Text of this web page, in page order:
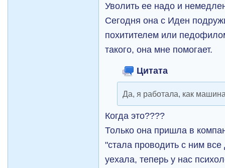
Уволить ее надо и
Сегодня она с Иден
похитителем или
такого, она мне помогает.
Цитата
Да, я работала, как
Когда это????
Только она пришла в
"стала проводить с ним
уехала, теперь у нас